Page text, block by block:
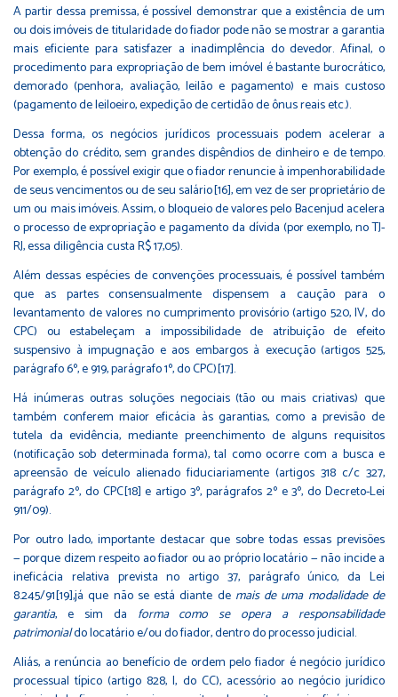
A partir dessa premissa, é possível demonstrar que a existência de um
ou dois imóveis de titularidade do fiador pode não se mostrar a garantia
mais eficiente para satisfazer a inadimplência do devedor. Afinal, o
procedimento para expropriação de bem imóvel é bastante burocrático,
demorado (penhora, avaliação, leilão e pagamento) e mais custoso
(pagamento de leiloeiro, expedição de certidão de ônus reais etc.).
Dessa forma, os negócios jurídicos processuais podem acelerar a
obtenção do crédito, sem grandes dispêndios de dinheiro e de tempo.
Por exemplo, é possível exigir que o fiador renuncie à impenhorabilidade
de seus vencimentos ou de seu salário[16], em vez de ser proprietário de
um ou mais imóveis. Assim, o bloqueio de valores pelo Bacenjud acelera
o processo de expropriação e pagamento da dívida (por exemplo, no TJ-
RJ, essa diligência custa R$ 17,05).
Além dessas espécies de convenções processuais, é possível também
que as partes consensualmente dispensem a caução para o
levantamento de valores no cumprimento provisório (artigo 520, IV, do
CPC) ou estabeleçam a impossibilidade de atribuição de efeito
suspensivo à impugnação e aos embargos à execução (artigos 525,
parágrafo 6º, e 919, parágrafo 1º, do CPC)[17].
Há inúmeras outras soluções negociais (tão ou mais criativas) que
também conferem maior eficácia às garantias, como a previsão de
tutela da evidência, mediante preenchimento de alguns requisitos
(notificação sob determinada forma), tal como ocorre com a busca e
apreensão de veículo alienado fiduciariamente (artigos 318 c/c 327,
parágrafo 2º, do CPC[18] e artigo 3º, parágrafos 2º e 3º, do Decreto-Lei
911/09).
Por outro lado, importante destacar que sobre todas essas previsões
— porque dizem respeito ao fiador ou ao próprio locatário — não incide a
ineficácia relativa prevista no artigo 37, parágrafo único, da Lei
8.245/91[19],já que não se está diante de mais de uma modalidade de
garantia, e sim da forma como se opera a responsabilidade
patrimonialdo locatário e/ou do fiador, dentro do processo judicial.
Aliás, a renúncia ao benefício de ordem pelo fiador é negócio jurídico
processual típico (artigo 828, I, do CC), acessório ao negócio jurídico